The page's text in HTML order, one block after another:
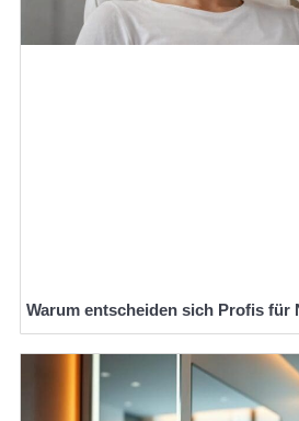
Warum entscheiden sich Profis für